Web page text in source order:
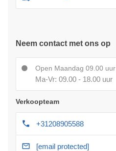
Neem contact met ons op
Open Maandag 09.00 uur
Ma-Vr: 09.00 - 18.00 uur
Verkoopteam
+31208905588
[email protected]